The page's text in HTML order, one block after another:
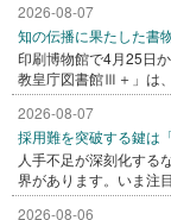
2026-08-07
知の伝播に果たした書
印刷博物館で4月25日
教皇庁図書館Ⅲ＋」は
2026-08-07
採用難を突破する鍵は
人手不足が深刻化する
界があります。いま注
2026-08-06